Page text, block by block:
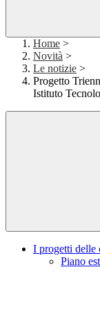
Home >
Novità >
Le notizie >
Progetto
Istituto
I progetti delle
Piano